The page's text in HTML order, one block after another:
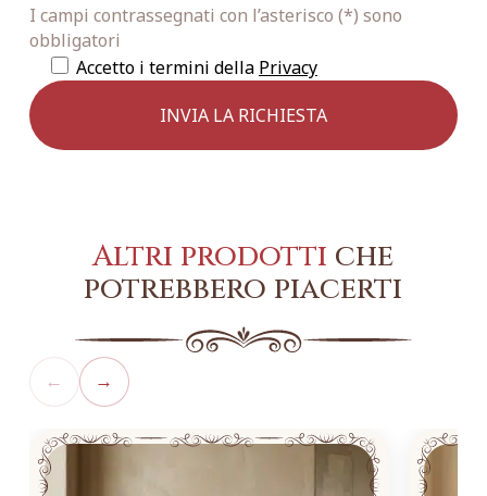
I campi contrassegnati con l’asterisco (*) sono
obbligatori
Accetto i termini della Privacy
Altri prodotti che
potrebbero piacerti
← →